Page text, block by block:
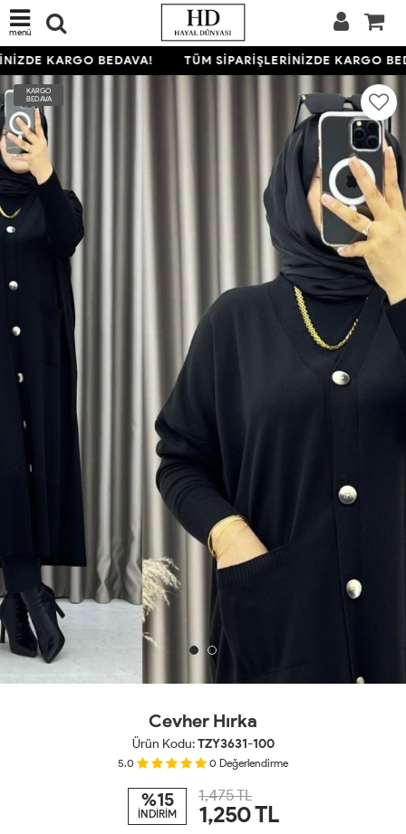
menü
KARGO BEDAVA! TÜM SİPARİŞLERİNİZDE KARGO
KARGO
BEDAVA
Cevher Hırka
Ürün Kodu:TZY3631-100
5.0 0 Değerlendirme
%15
İNDİRİM
1,475 TL
1,250TL